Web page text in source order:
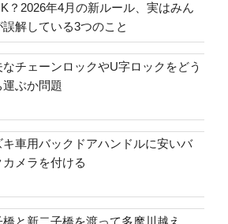
？2026年4月の新ルール、実はみん
誤解している3つのこと
なチェーンロックやU字ロックをどう
運ぶか問題
キ車用バックドアハンドルに安いバ
カメラを付ける
橋と新二子橋を渡って多摩川越え